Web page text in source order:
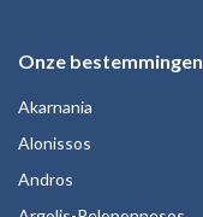
Onze bestemmingen
Akarnania
Alonissos
Andros